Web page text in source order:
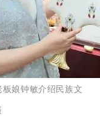
娘钟敏介绍民族文